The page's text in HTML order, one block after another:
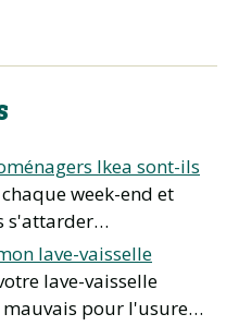
Ikea sont-ils
week-end et
s'attarder…
lave-vaisselle
lave-vaisselle
pour l'usure…